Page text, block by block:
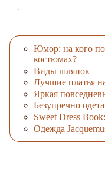
Юмор: на кого
костюмах?
Виды шляпок
Лучшие платья
Яркая
Безупречно
Sweet Dress
Одежда